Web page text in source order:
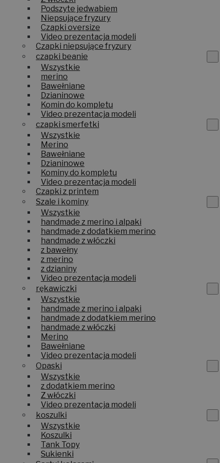
Podszyte jedwabiem
Niepsujące fryzury
Czapki oversize
Video prezentacja modeli
Czapki niepsujące fryzury
czapki beanie
Wszystkie
merino
Bawełniane
Dzianinowe
Komin do kompletu
Video prezentacja modeli
czapki smerfetki
Wszystkie
Merino
Bawełniane
Dzianinowe
Kominy do kompletu
Video prezentacja modeli
Czapki z printem
Szale i kominy
Wszystkie
handmade z merino i alpaki
handmade z dodatkiem merino
handmade z włóczki
z bawełny
z merino
z dzianiny
Video prezentacja modeli
rękawiczki
Wszystkie
handmade z merino i alpaki
handmade z dodatkiem merino
handmade z włóczki
Merino
Bawełniane
Video prezentacja modeli
Opaski
Wszystkie
z dodatkiem merino
Z włóczki
Video prezentacja modeli
koszulki
Wszystkie
Koszulki
Tank Topy
Sukienki